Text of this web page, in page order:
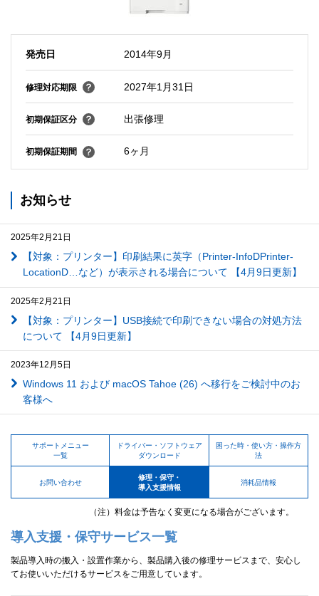
発売日 2014年9月
修理対応期限 2027年1月31日
初期保証区分 出張修理
初期保証期間 6ヶ月
お知らせ
2025年2月21日
【対象：プリンター】印刷結果に英字（Printer-InfoDPrinter-
LocationD…など）が表示される場合について 【4月9日更新】
2025年2月21日
【対象：プリンター】USB接続で印刷できない場合の対処方法
について 【4月9日更新】
2023年12月5日
Windows 11 および macOS Tahoe (26) へ移行をご検討中のお
客様へ
サポートメニュー
一覧
ドライバー・ソフトウェア
ダウンロード
困った時・使い方・操作方
法
お問い合わせ
修理・保守・
導入支援情報
消耗品情報
（注）料金は予告なく変更になる場合がございます。
導入支援・保守サービス一覧
製品導入時の搬入・設置作業から、製品購入後の修理サービスまで、安心し
てお使いいただけるサービスをご用意しています。